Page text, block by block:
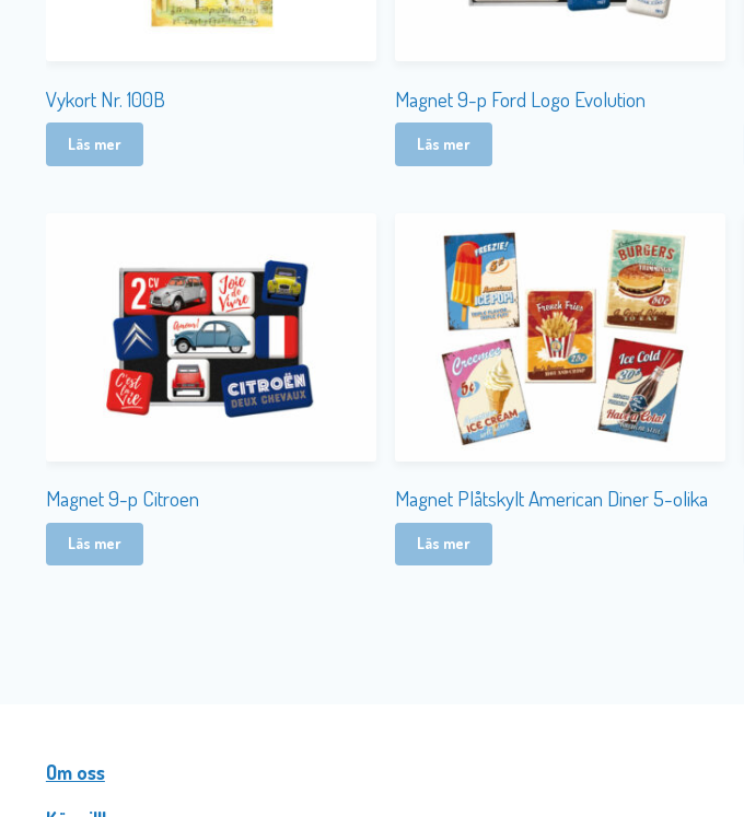
Vykort Nr. 100B
Läs mer
Magnet 9-p Ford Logo Evolution
Läs mer
Magnet 9-p Citroen
Läs mer
Magnet Plåtskylt American Diner 5-olika
Läs mer
Om oss